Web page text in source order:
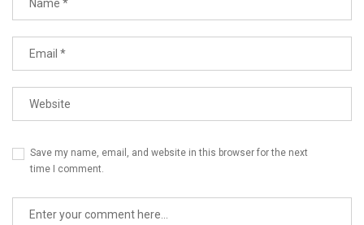
Save my name, email, and website in this browser for the next
time I comment.